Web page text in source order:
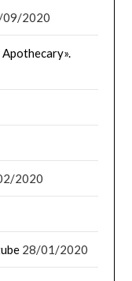
09/2020
Apothecary».
2020
28/01/2020